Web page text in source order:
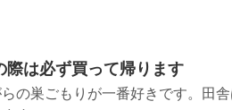
際は必ず買って帰ります
の巣ごもりが一番好きです。田